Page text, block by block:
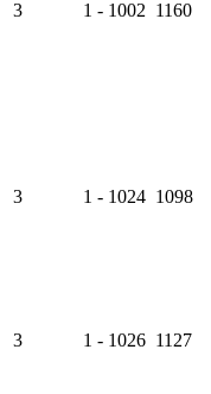
3 1 - 1002 1160
3 1 - 1024 1098
3 1 - 1026 1127